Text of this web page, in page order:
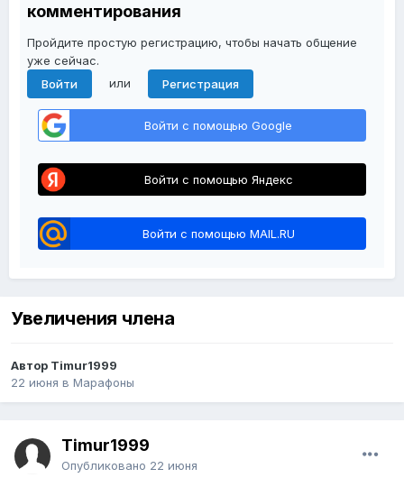
комментирования
Пройдите простую регистрацию, чтобы начать общение
уже сейчас.
Войти
или Регистрация
Войти с помощью Google
Войти с помощью Яндекс
Войти с помощью MAIL.RU
Увеличения члена
Автор Timur1999
22 июня в Марафоны
Timur1999
Опубликовано 22 июня